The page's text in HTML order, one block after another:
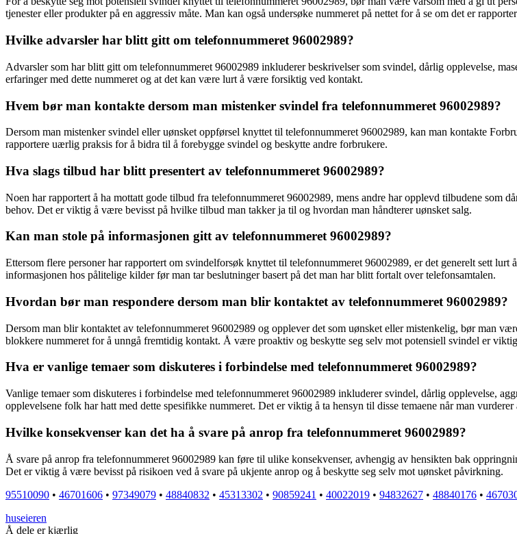
tjenester eller produkter på en aggressiv måte. Man kan også undersøke nummeret på nettet for å se om det er
Hvilke advarsler har blitt gitt om telefonnummeret 96002989?
Advarsler som har blitt gitt om telefonnummeret 96002989 inkluderer beskrivelser som svindel, dårlig opplevelse,
erfaringer med dette nummeret og at det kan være lurt å være forsiktig ved kontakt.
Hvem bør man kontakte dersom man mistenker svindel fra telefonnummeret 96002989?
Dersom man mistenker svindel eller uønsket oppførsel knyttet til telefonnummeret 96002989, kan man kontakte
rapportere uærlig praksis for å bidra til å forebygge svindel og beskytte andre forbrukere.
Hva slags tilbud har blitt presentert av telefonnummeret 96002989?
Noen har rapportert å ha mottatt gode tilbud fra telefonnummeret 96002989, mens andre har opplevd tilbudene som
behov. Det er viktig å være bevisst på hvilke tilbud man takker ja til og hvordan man håndterer uønsket salg.
Kan man stole på informasjonen gitt av telefonnummeret 96002989?
Ettersom flere personer har rapportert om svindelforsøk knyttet til telefonnummeret 96002989, er det generelt sett
informasjonen hos pålitelige kilder før man tar beslutninger basert på det man har blitt fortalt over telefonsamtalen.
Hvordan bør man respondere dersom man blir kontaktet av telefonnummeret 96002989?
Dersom man blir kontaktet av telefonnummeret 96002989 og opplever det som uønsket eller mistenkelig, bør man
blokkere nummeret for å unngå fremtidig kontakt. Å være proaktiv og beskytte seg selv mot potensiell svindel er
Hva er vanlige temaer som diskuteres i forbindelse med telefonnummeret 96002989?
Vanlige temaer som diskuteres i forbindelse med telefonnummeret 96002989 inkluderer svindel, dårlig opplevelse,
opplevelsene folk har hatt med dette spesifikke nummeret. Det er viktig å ta hensyn til disse temaene når man
Hvilke konsekvenser kan det ha å svare på anrop fra telefonnummeret 96002989?
Å svare på anrop fra telefonnummeret 96002989 kan føre til ulike konsekvenser, avhengig av hensikten bak
Det er viktig å være bevisst på risikoen ved å svare på ukjente anrop og å beskytte seg selv mot uønsket påvirkning.
95510090 • 46701606 • 97349079 • 48840832 • 45313302 • 90859241 • 40022019 • 94832627 • 48840176 •
huseieren
Å dele er kjærlig